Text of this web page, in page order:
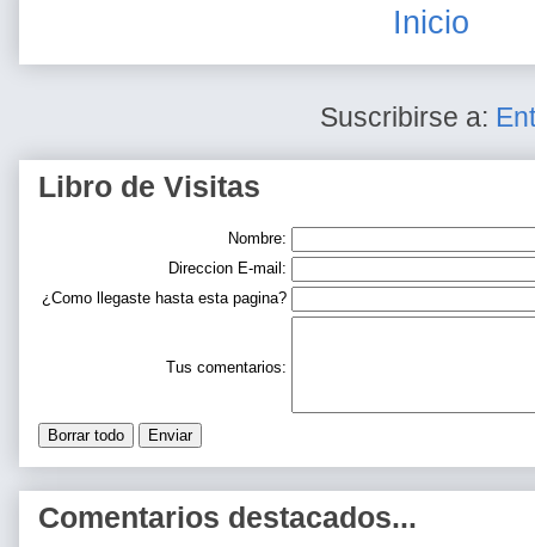
Inicio
Suscribirse a:
Libro de Visitas
Nombre:
Direccion E-mail:
¿Como llegaste hasta esta pagina?
Tus comentarios:
Comentarios destacados...